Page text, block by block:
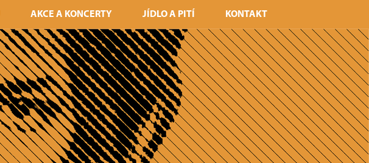
AKCE A KONCERTY JÍDLO A PITÍ KONTAKT